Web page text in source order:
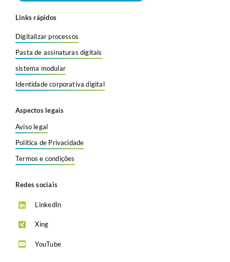
Links rápidos
Digitalizar processos
Pasta de assinaturas digitais
sistema modular
Identidade corporativa digital
Aspectos legais
Aviso legal
Política de Privacidade
Termos e condições
Redes sociais
LinkedIn
Xing
YouTube